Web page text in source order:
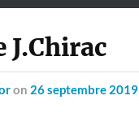
J.Chirac
on 26 septembre 2019